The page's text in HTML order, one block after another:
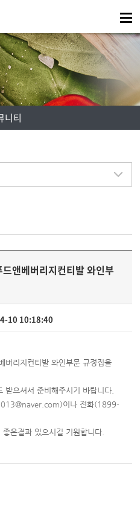
니티
앤베버리지컨티발 와인부
10 10:18:40
리지컨티발 와인부문 규정집을
받으셔서 준비해주시기 바랍니다.
)이나 전화(1899-
은결과 있으시길 기원합니다.